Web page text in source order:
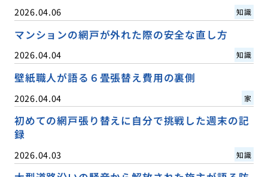
2026.04.06 知識
マンションの網戸が外れた際の安全な直し方
2026.04.04 知識
壁紙職人が語る６畳張替え費用の裏側
2026.04.04 家
初めての網戸張り替えに自分で挑戦した週末の記
録
2026.04.03 知識